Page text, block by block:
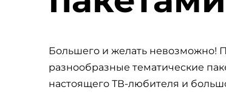
Большего и желать невозможно!
разнообразные тематические
настоящего ТВ-любителя и